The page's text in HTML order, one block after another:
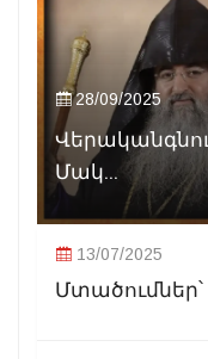
28/09/2025
Մակ...
13/07/2025